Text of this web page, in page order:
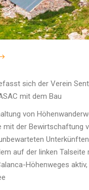
sich der Verein
mit dem Bau
von
mit der Bewirtschaftung
auf der linken Talseite
Höhenweges